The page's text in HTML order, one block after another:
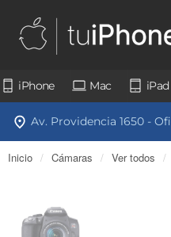
iPhone Mac iPad
Av. Providencia 1650 -
Inicio / Cámaras / Ver todos /